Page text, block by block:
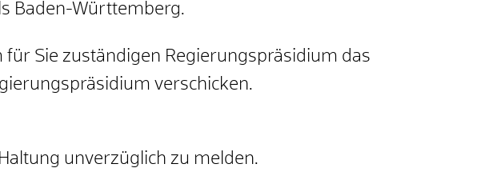
Baden-Württemberg.
Sie zuständigen Regierungspräsidium das
verschicken.
unverzüglich zu melden.